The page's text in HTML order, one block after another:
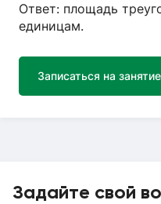
Ответ: площадь
единицам.
Записаться на
Задайте свой